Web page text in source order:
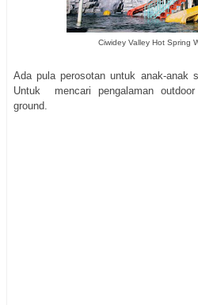
Ciwidey Valley Hot Spring
Ada pula perosotan untuk anak-anak
Untuk mencari pengalaman
ground.